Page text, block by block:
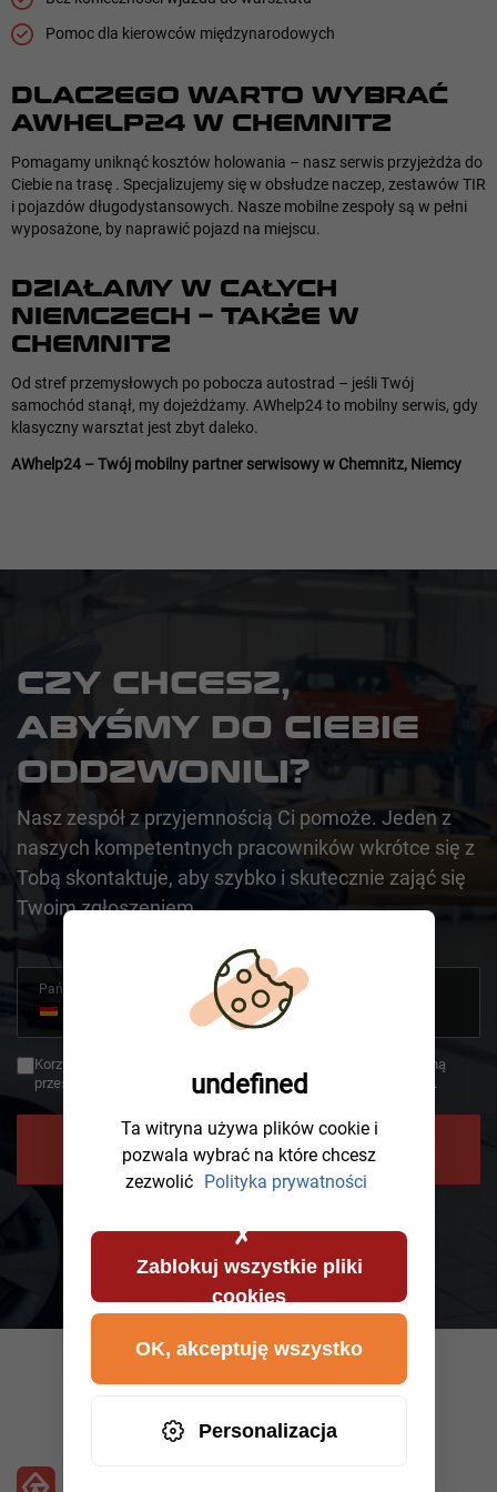
Pomoc dla kierowców międzynarodowych
DLACZEGO WARTO WYBRAĆ
AWHELP24 W CHEMNITZ
Pomagamy uniknąć kosztów holowania – nasz serwis przyjeżdża do
Ciebie na trasę . Specjalizujemy się w obsłudze naczep, zestawów TIR
i pojazdów długodystansowych. Nasze mobilne zespoły są w pełni
wyposażone, by naprawić pojazd na miejscu.
DZIAŁAMY W CAŁYCH
NIEMCZECH – TAKŻE W
CHEMNITZ
Od stref przemysłowych po pobocza autostrad – jeśli Twój
samochód stanął, my dojeżdżamy. AWhelp24 to mobilny serwis, gdy
klasyczny warsztat jest zbyt daleko.
AWhelp24 – Twój mobilny partner serwisowy w Chemnitz, Niemcy
CZY CHCESZ,
ABYŚMY DO CIEBIE
ODDZWONILI?
Nasz zespół z przyjemnością Ci pomoże. Jeden z
naszych kompetentnych pracowników wkrótce się z
Tobą skontaktuje, aby szybko i skutecznie zająć się
Twoim zgłoszeniem.
Państwo
Germany
+49
Korzystając z oddzwonienia, zgadzasz się, że Twoje dane zostaną
przesłane do AWHelp i że zapoznałeś się z polityką prywatności.
POPROŚ O ODDZWONIENIE
undefined
Ta witryna używa plików cookie i
pozwala wybrać na które chcesz
zezwolić Polityka prywatności
Zablokuj wszystkie pliki
cookies
Personalizacja
OK, akceptuję wszystko